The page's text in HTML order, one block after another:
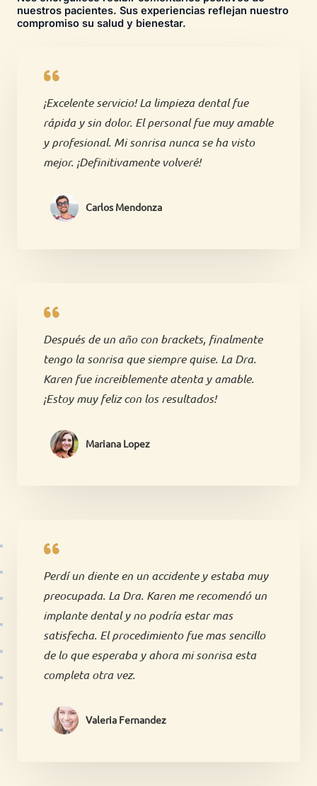
nuestros pacientes. Sus experiencias reflejan nuestro
compromiso su salud y bienestar.
¡Excelente servicio! La limpieza dental fue
rápida y sin dolor. El personal fue muy amable
y profesional. Mi sonrisa nunca se ha visto
mejor. ¡Definitivamente volveré!
Carlos Mendonza
Después de un año con brackets, finalmente
tengo la sonrisa que siempre quise. La Dra.
Karen fue increiblemente atenta y amable.
¡Estoy muy feliz con los resultados!
Mariana Lopez
Perdí un diente en un accidente y estaba muy
preocupada. La Dra. Karen me recomendó un
implante dental y no podría estar mas
satisfecha. El procedimiento fue mas sencillo
de lo que esperaba y ahora mi sonrisa esta
completa otra vez.
Valeria Fernandez